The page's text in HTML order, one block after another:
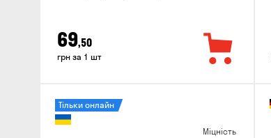
69,50
грн за 1 шт
Міцність
Тільки онлайн